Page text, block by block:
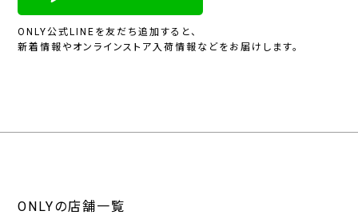
ONLY公式LINEを友だち追加すると、
新着情報やオンラインストア入荷情報などをお届けします。
ONLYの店舗一覧